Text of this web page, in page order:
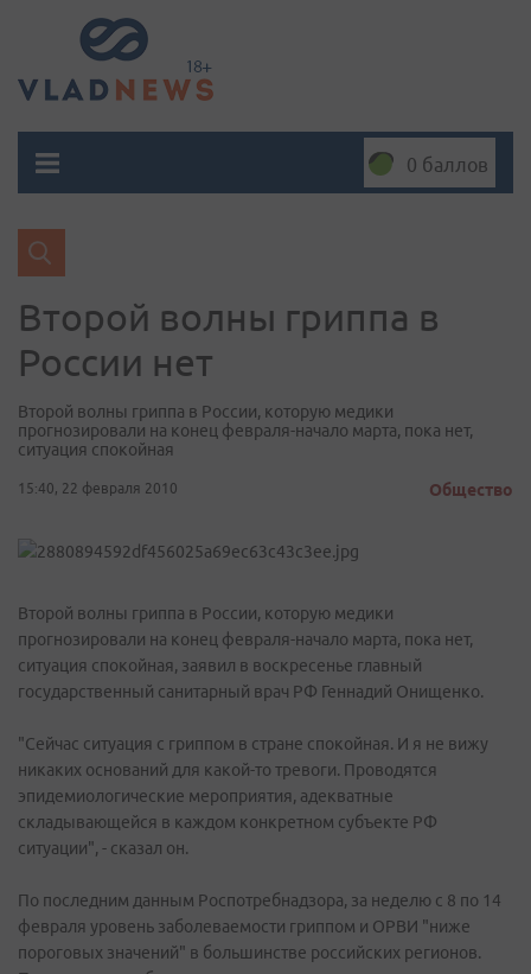
0 баллов
Второй волны гриппа в
России нет
Второй волны гриппа в России, которую медики
прогнозировали на конец февраля-начало марта, пока нет,
ситуация спокойная
15:40, 22 февраля 2010 Общество
Второй волны гриппа в России, которую медики
прогнозировали на конец февраля-начало марта, пока нет,
ситуация спокойная, заявил в воскресенье главный
государственный санитарный врач РФ Геннадий Онищенко.
"Сейчас ситуация с гриппом в стране спокойная. И я не вижу
никаких оснований для какой-то тревоги. Проводятся
эпидемиологические мероприятия, адекватные
складывающейся в каждом конкретном субъекте РФ
ситуации", - сказал он.
По последним данным Роспотребнадзора, за неделю с 8 по 14
февраля уровень заболеваемости гриппом и ОРВИ "ниже
пороговых значений" в большинстве российских регионов.